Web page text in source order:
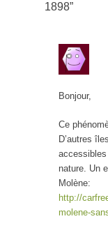
1898”
Bonjour,
Ce
D’autres
nature. Un
Molène:
http://
molene-